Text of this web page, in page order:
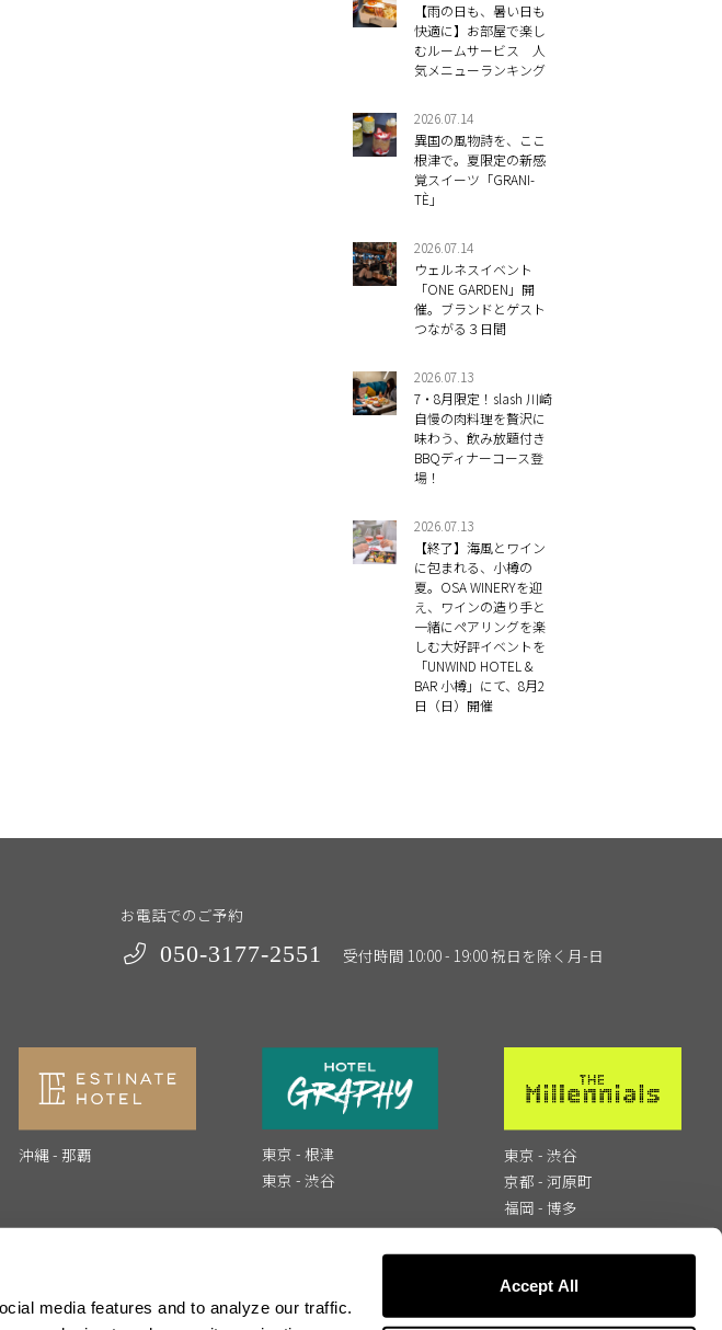
media features and to analyze our traffic.
Accept All
【雨の日も、暑い日も
快適に】お部屋で楽し
むルームサービス 人
気メニューランキング
2026.07.14
異国の風物詩を、ここ
根津で。夏限定の新感
覚スイーツ「GRANI-
TÈ」
2026.07.14
ウェルネスイベント
「ONE GARDEN」開
催。ブランドとゲスト
つながる３日間
2026.07.13
7・8月限定！slash 川崎
自慢の肉料理を贅沢に
味わう、飲み放題付き
BBQディナーコース登
場！
2026.07.13
【終了】海風とワイン
に包まれる、小樽の
夏。OSA WINERYを迎
え、ワインの造り手と
一緒にペアリングを楽
しむ大好評イベントを
「UNWIND HOTEL &
BAR 小樽」にて、8月2
日（日）開催
お電話でのご予約
050-3177-2551 受付時間 10:00 - 19:00 祝日を除く月-日
沖縄 - 那覇
東京 - 根津
東京 - 渋谷
東京 - 渋谷
京都 - 河原町
福岡 - 博多
リシー 特定商取引法に基づく表記